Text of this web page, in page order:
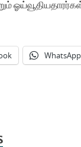
WhatsApp